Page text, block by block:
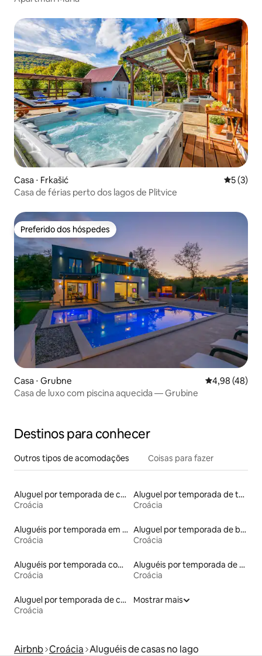
Casa ⋅ Frkašić 5 de
5 (3)
Casa de férias perto dos lagos de Plitvice
Preferido dos hóspedes
Preferido dos hóspedes
Casa ⋅ Grubne 4,98 de uma
4,98 (48)
Casa de luxo com piscina aquecida — Grubine
Destinos para conhecer
Outros tipos de acomodações Coisas para fazer
Aluguel por temporada de casas na terra
Croácia
Aluguel por temporada de tendas
Croácia
Aluguéis por temporada em resorts
Croácia
Aluguel por temporada de barcos
Croácia
Aluguéis por temporada com acesso à praia
Croácia
Aluguéis por temporada de acomodações de luxo
Croácia
Aluguel por temporada de casas de hóspedes
Croácia
Mostrar mais
Airbnb Croácia Aluguéis de casas no lago